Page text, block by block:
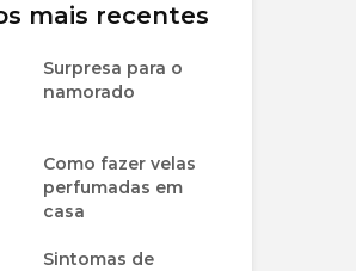
mais recentes
Surpresa para o
namorado
Como fazer velas
perfumadas em
casa
Sintomas de